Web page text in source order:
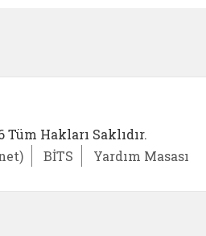
Tüm Hakları Saklıdır.
BİTS Yardım Masası